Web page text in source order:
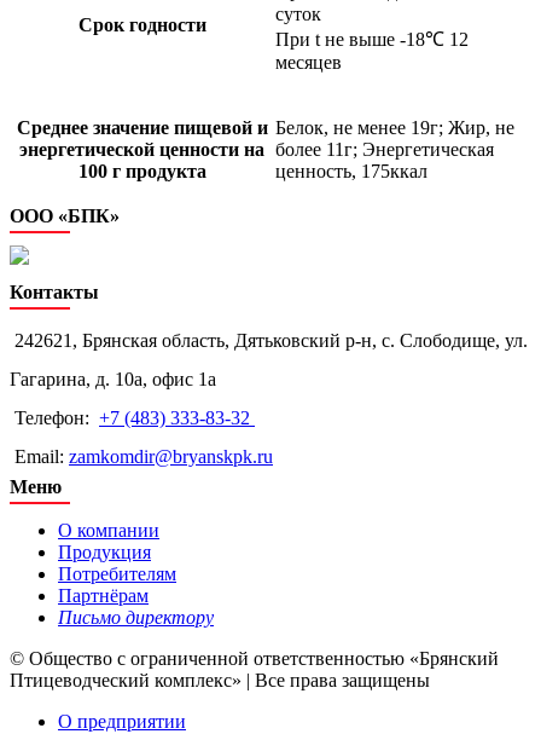
Срок годности
суток
При t не выше -18℃ 12
месяцев
Среднее значение пищевой и
энергетической ценности на
100 г продукта
Белок, не менее 19г; Жир, не
более 11г; Энергетическая
ценность, 175ккал
ООО «БПК»
Контакты
242621, Брянская область, Дятьковский р-н, с. Слободище, ул.
Гагарина, д. 10а, офис 1а
Телефон: +7 (483) 333-83-32
Email: zamkomdir@bryanskpk.ru
Меню
О компании
Продукция
Потребителям
Партнёрам
Письмо директору
© Общество с ограниченной ответственностью «Брянский
Птицеводческий комплекс» | Все права защищены
О предприятии